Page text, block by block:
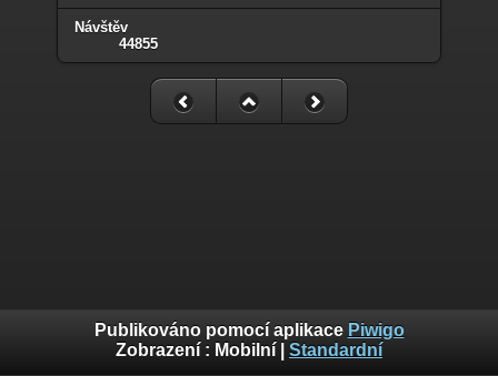
Návštěv
44855
Publikováno pomocí aplikace Piwigo
Zobrazení : Mobilní Standardní